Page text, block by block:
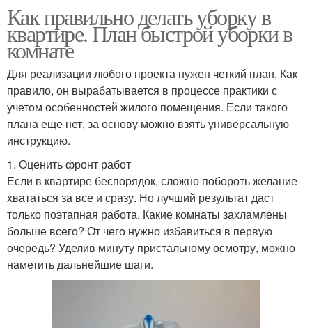
Как правильно делать уборку в
квартире. План быстрой уборки в
комнате
Для реализации любого проекта нужен четкий план. Как
правило, он вырабатывается в процессе практики с
учетом особенностей жилого помещения. Если такого
плана еще нет, за основу можно взять универсальную
инструкцию.
1. Оценить фронт работ
Если в квартире беспорядок, сложно побороть желание
хвататься за все и сразу. Но лучший результат даст
только поэтапная работа. Какие комнаты захламлены
больше всего? От чего нужно избавиться в первую
очередь? Уделив минуту пристальному осмотру, можно
наметить дальнейшие шаги.